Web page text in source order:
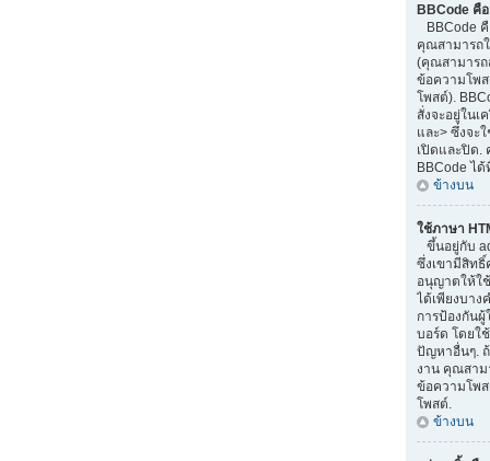
BBCode คือ
BBCode
คุณสามารถ
(คุณสามารถ
ข้อความโพ
โพสต์).
สั่งจะอยู่ในเ
และ> ซึ่งจะ
เปิดและปิด.
BBCode ไ
ข้างบน
ใช้ภาษา
ขึ้นอยู่กับ
ซึ่งเขามีสิท
อนุญาตให้ใ
ได้เพียงบาง
การป้องกัน
บอร์ด โดยใ
ปัญหาอื่นๆ. ถ้
งาน คุณสาม
ข้อความโพ
โพสต์.
ข้างบน